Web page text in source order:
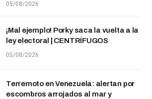
05/08/2026
¡Mal ejemplo! Porky saca la vuelta a la
ley electoral | CENTRÍFUGOS
05/08/2026
Terremoto en Venezuela: alertan por
escombros arrojados al mar y